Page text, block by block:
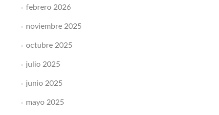
febrero 2026
noviembre 2025
octubre 2025
julio 2025
junio 2025
mayo 2025